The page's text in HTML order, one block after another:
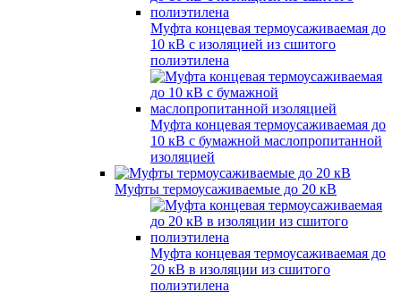
Муфта концевая термоусаживаемая до
10 кВ с изоляцией из сшитого
полиэтилена
Муфта концевая термоусаживаемая до
10 кВ с бумажной маслопропитанной
изоляцией
Муфты термоусаживаемые до 20 кВ
Муфта концевая термоусаживаемая до
20 кВ в изоляции из сшитого
полиэтилена